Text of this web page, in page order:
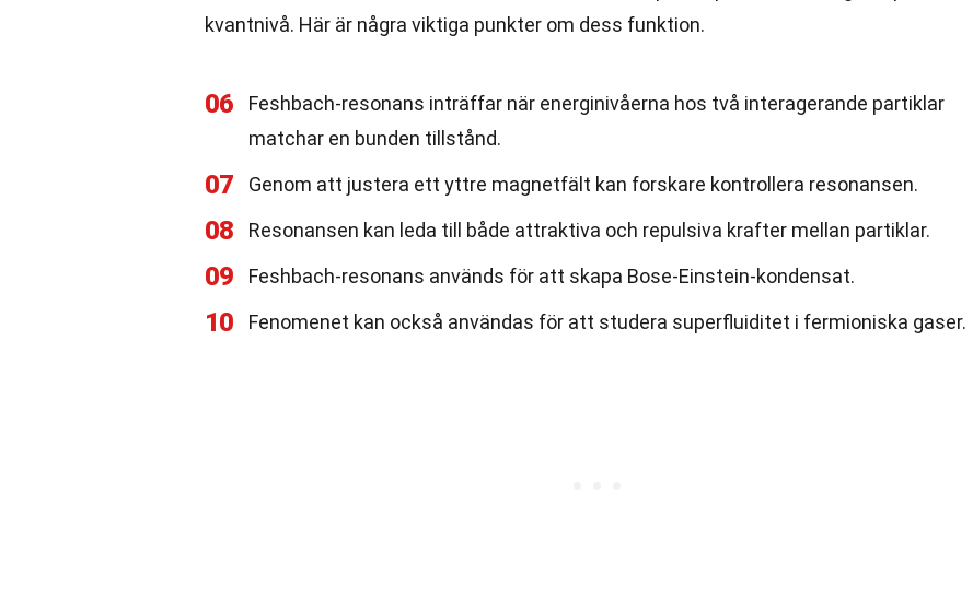
kvantnivå. Här är några viktiga punkter om dess funktion.
06
Feshbach-resonans inträffar när energinivåerna hos två interagerande partiklar
matchar en bunden tillstånd.
07 Genom att justera ett yttre magnetfält kan forskare kontrollera resonansen.
08 Resonansen kan leda till både attraktiva och repulsiva krafter mellan partiklar.
09 Feshbach-resonans används för att skapa Bose-Einstein-kondensat.
10 Fenomenet kan också användas för att studera superfluiditet i fermioniska gaser.